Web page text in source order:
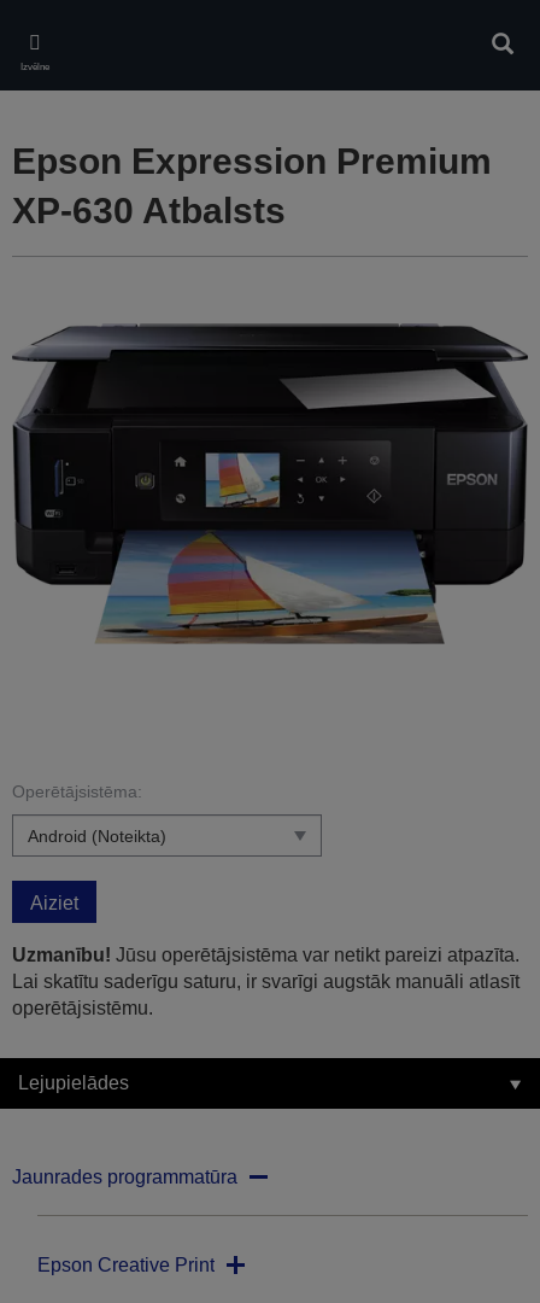
main
content
Izvēlne
Epson Expression Premium
XP-630 Atbalsts
Operētājsistēma:
Aiziet
Uzmanību! Jūsu operētājsistēma var netikt pareizi atpazīta.
Lai skatītu saderīgu saturu, ir svarīgi augstāk manuāli atlasīt
operētājsistēmu.
Lejupielādes
Jaunrades programmatūra
Epson Creative Print